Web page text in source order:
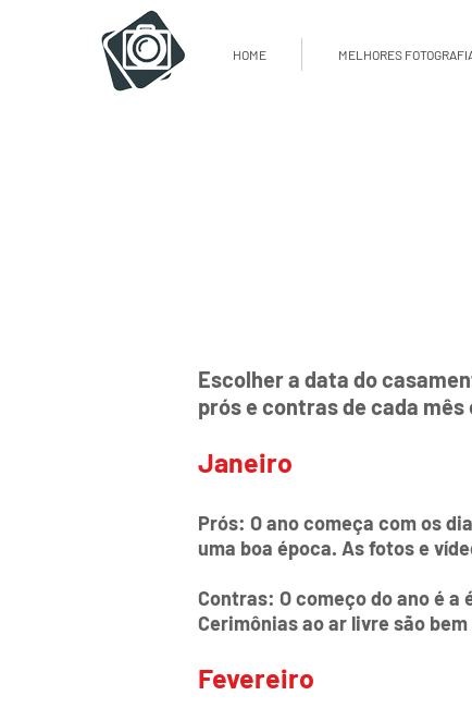
HOME MELHORES
Escolher a data do
prós e contras de cada
Janeiro
Prós: O ano começa com os
uma boa época. As fotos e
Contras: O começo do ano é
Cerimônias ao ar livre são
Fevereiro